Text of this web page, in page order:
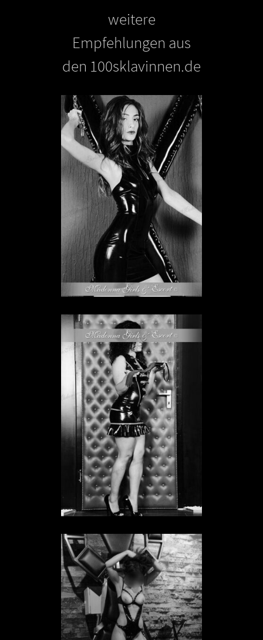
weitere
Empfehlungen aus
den 100sklavinnen.de
Sklavin Insomnia
SKLAVIN IN HESSEN
Sklavin No Name
SKLAVIN IN HESSEN